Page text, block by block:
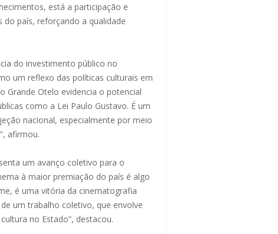
está a participação e
país, reforçando a qualidade
do investimento público no
um reflexo das políticas culturais em
Grande Otelo evidencia o potencial
como a Lei Paulo Gustavo. É um
nacional, especialmente por meio
afirmou.
um avanço coletivo para o
à maior premiação do país é algo
é uma vitória da cinematografia
um trabalho coletivo, que envolve
no Estado”, destacou.